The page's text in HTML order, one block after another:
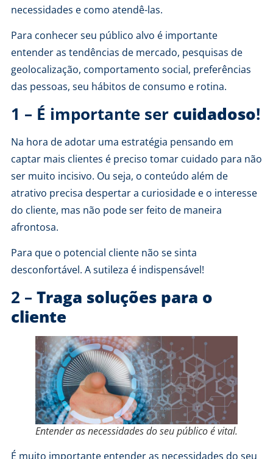
necessidades e como atendê-las.
Para conhecer seu público alvo é importante
entender as tendências de mercado, pesquisas de
geolocalização, comportamento social, preferências
das pessoas, seu hábitos de consumo e rotina.
1 – É importante sercuidadoso!
Na hora de adotar uma estratégia pensando em
captar mais clientes é preciso tomar cuidado para não
ser muito incisivo. Ou seja, o conteúdo além de
atrativo precisa despertar a curiosidade e o interesse
do cliente, mas não pode ser feito de maneira
afrontosa.
Para que o potencial cliente não se sinta
desconfortável. A sutileza é indispensável!
2 – Traga soluções para o
cliente
Entender as necessidades do seu público é vital.
É muito importante entender as necessidades do seu